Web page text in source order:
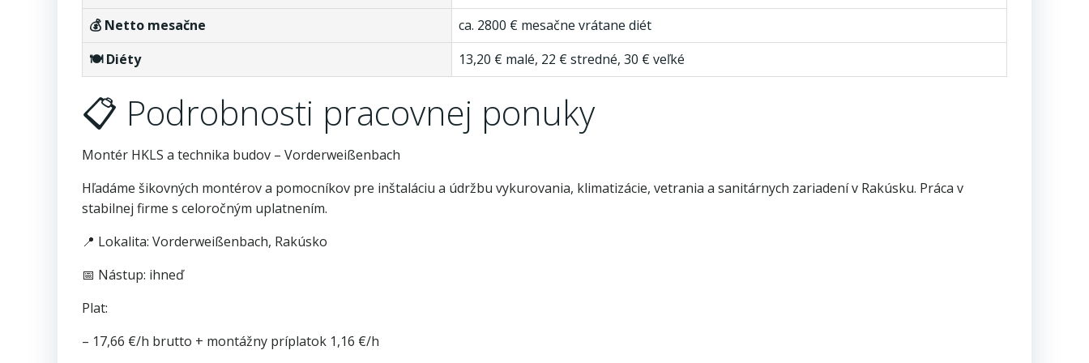
💰 Netto mesačne
ca. 2800 € mesačne vrátane diét
🍽️ Diéty
13,20 € malé, 22 € stredné, 30 € veľké
📋 Podrobnosti pracovnej ponuky
Montér HKLS a technika budov – Vorderweißenbach
Hľadáme šikovných montérov a pomocníkov pre inštaláciu a údržbu vykurovania, klimatizácie, vetrania a sanitárnych zariadení v Rakúsku. Práca v
stabilnej firme s celoročným uplatnením.
📍 Lokalita: Vorderweißenbach, Rakúsko
📅 Nástup: ihneď
Plat:
– 17,66 €/h brutto + montážny príplatok 1,16 €/h